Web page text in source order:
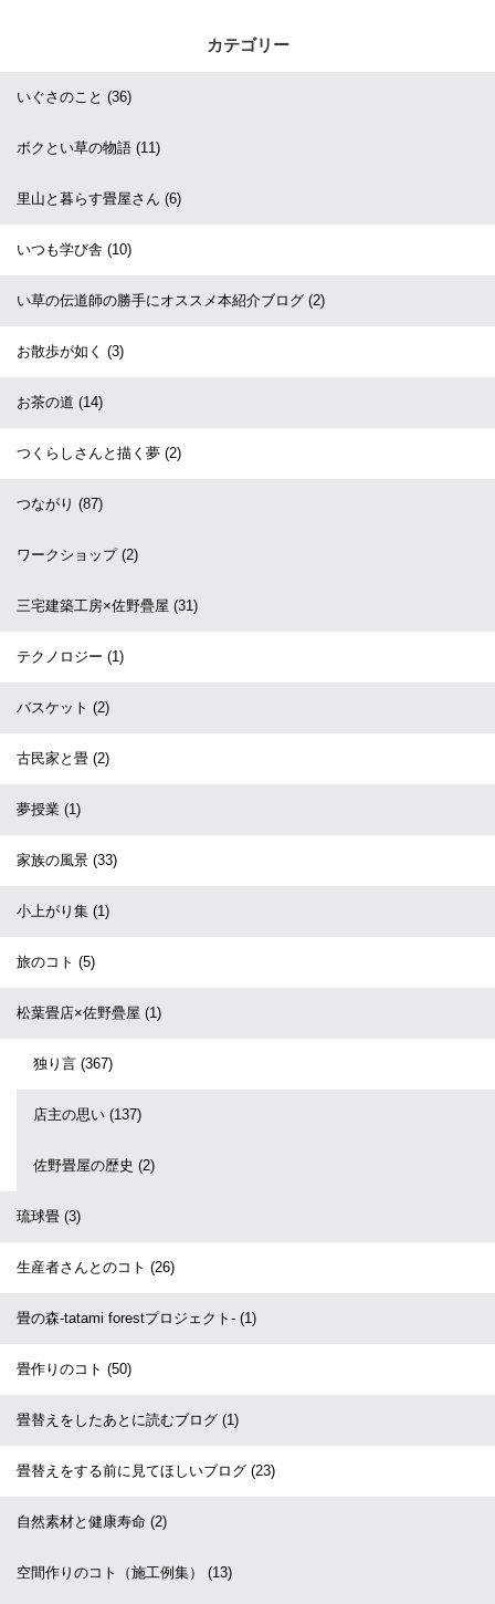
カテゴリー
いぐさのこと (36)
ボクとい草の物語 (11)
里山と暮らす畳屋さん (6)
いつも学び舎 (10)
い草の伝道師の勝手にオススメ本紹介ブログ (2)
お散歩が如く (3)
お茶の道 (14)
つくらしさんと描く夢 (2)
つながり (87)
ワークショップ (2)
三宅建築工房×佐野疊屋 (31)
テクノロジー (1)
バスケット (2)
古民家と畳 (2)
夢授業 (1)
家族の風景 (33)
小上がり集 (1)
旅のコト (5)
松葉畳店×佐野疊屋 (1)
独り言 (367)
店主の思い (137)
佐野畳屋の歴史 (2)
琉球畳 (3)
生産者さんとのコト (26)
畳の森-tatami forestプロジェクト- (1)
畳作りのコト (50)
畳替えをしたあとに読むブログ (1)
畳替えをする前に見てほしいブログ (23)
自然素材と健康寿命 (2)
空間作りのコト（施工例集） (13)